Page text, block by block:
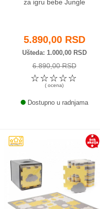
za igru bebe Jungle
5.890,00 RSD
Ušteda 1.000,00 RSD
6.890,00 RSD
☆
☆
☆
☆
☆
( ocena)
Dostupno u radnjama